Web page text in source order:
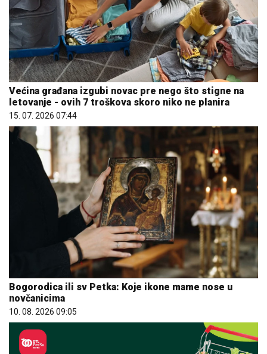
Većina građana izgubi novac pre nego što stigne na
letovanje - ovih 7 troškova skoro niko ne planira
15. 07. 2026 07:44
Bogorodica ili sv Petka: Koje ikone mame nose u
novčanicima
10. 08. 2026 09:05